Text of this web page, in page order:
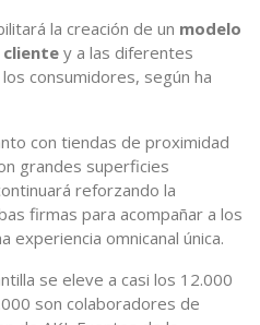
la creación de un modelo
y a las diferentes
consumidores, según ha
con tiendas de proximidad
grandes superficies
reforzando la
firmas para acompañar a los
experiencia omnicanal única.
se eleve a casi los 12.000
son colaboradores de